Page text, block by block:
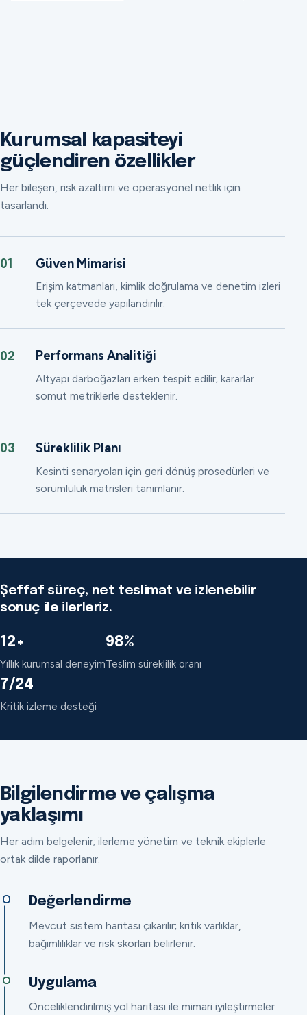
Kurumsal kapasiteyi
güçlendiren özellikler
Her bileşen, risk azaltımı ve operasyonel netlik için
tasarlandı.
01 Güven Mimarisi
Erişim katmanları, kimlik doğrulama ve denetim izleri
tek çerçevede yapılandırılır.
02 Performans Analitiği
Altyapı darboğazları erken tespit edilir; kararlar
somut metriklerle desteklenir.
03 Süreklilik Planı
Kesinti senaryoları için geri dönüş prosedürleri ve
sorumluluk matrisleri tanımlanır.
Şeffaf süreç, net teslimat ve izlenebilir
sonuç ile ilerleriz.
12+
Yıllık kurumsal deneyim
98%
Teslim süreklilik oranı
7/24
Kritik izleme desteği
Bilgilendirme ve çalışma
yaklaşımı
Her adım belgelenir; ilerleme yönetim ve teknik ekiplerle
ortak dilde raporlanır.
Değerlendirme
Mevcut sistem haritası çıkarılır; kritik varlıklar,
bağımlılıklar ve risk skorları belirlenir.
Uygulama
Önceliklendirilmiş yol haritası ile mimari iyileştirmeler